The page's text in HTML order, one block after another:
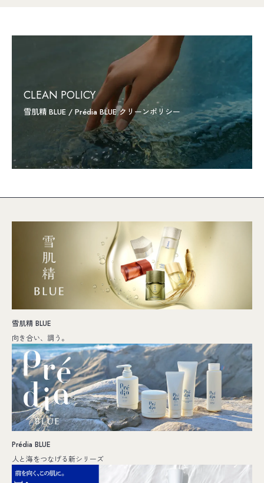
CLEAN POLICY
雪肌精 BLUE / Prédia BLUE クリーンポリシー
雪肌精 BLUE
向き合い、調う。
Prédia BLUE
人と海をつなげる新シリーズ